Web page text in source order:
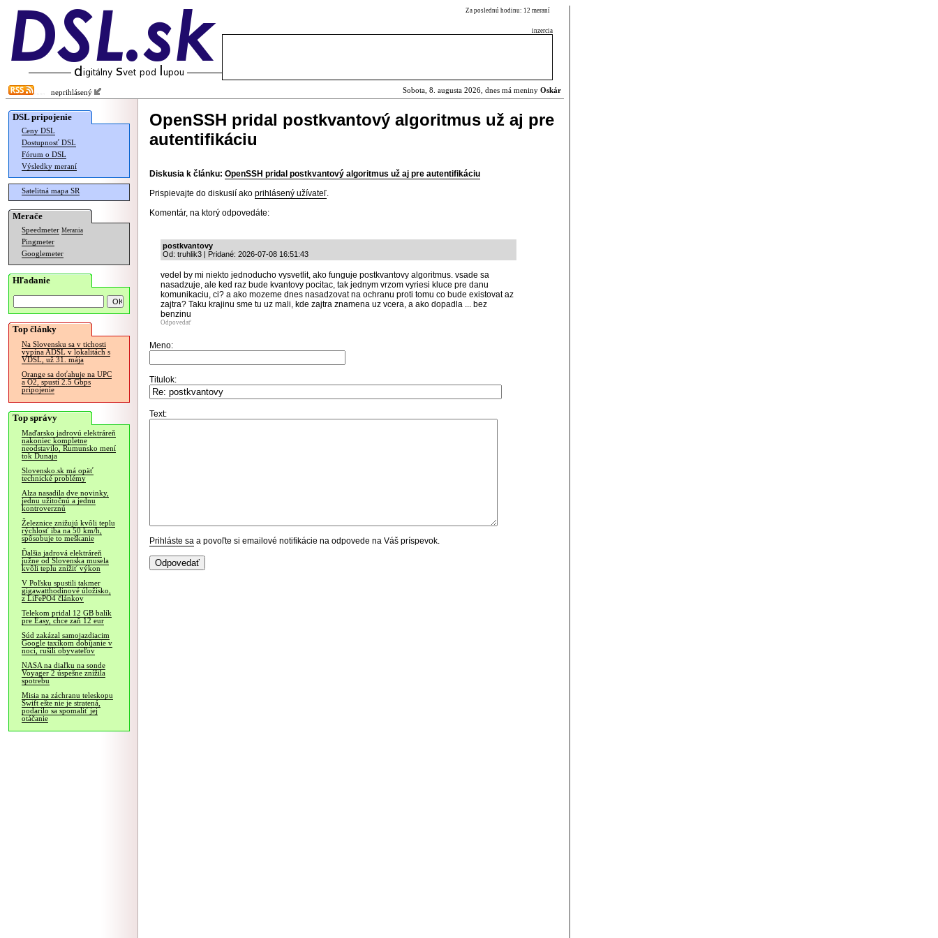
Za poslednú hodinu: 12 meraní
inzercia
neprihlásený Sobota, 8. augusta 2026, dnes má meniny Oskár
DSL pripojenie
Ceny DSL
Dostupnosť DSL
Fórum o DSL
Výsledky meraní
Satelitná mapa SR
Merače
Speedmeter Merania
Pingmeter
Googlemeter
Hľadanie
Top články
Na Slovensku sa v tichosti
vypína ADSL v lokalitách s
VDSL, už 31. mája
Orange sa doťahuje na UPC
a O2, spustí 2.5 Gbps
pripojenie
Top správy
Maďarsko jadrovú elektráreň
nakoniec kompletne
neodstavilo, Rumunsko mení
tok Dunaja
Slovensko.sk má opäť
technické problémy
Alza nasadila dve novinky,
jednu užitočnú a jednu
kontroverznú
Železnice znižujú kvôli teplu
rýchlosť iba na 50 km/h,
spôsobuje to meškanie
Ďalšia jadrová elektráreň
južne od Slovenska musela
kvôli teplu znížiť výkon
V Poľsku spustili takmer
gigawatthodinové úložisko,
z LiFePO4 článkov
Telekom pridal 12 GB balík
pre Easy, chce zaň 12 eur
Súd zakázal samojazdiacim
Google taxíkom dobíjanie v
noci, rušili obyvateľov
NASA na diaľku na sonde
Voyager 2 úspešne znížila
spotrebu
Misia na záchranu teleskopu
Swift ešte nie je stratená,
podarilo sa spomaliť jej
otáčanie
OpenSSH pridal postkvantový algoritmus už aj pre
autentifikáciu
Diskusia k článku: OpenSSH pridal postkvantový algoritmus už aj pre autentifikáciu
Prispievajte do diskusií ako prihlásený užívateľ.
Komentár, na ktorý odpovedáte:
postkvantovy
Od: truhlik3 | Pridané: 2026-07-08 16:51:43
vedel by mi niekto jednoducho vysvetlit, ako funguje postkvantovy algoritmus. vsade sa
nasadzuje, ale ked raz bude kvantovy pocitac, tak jednym vrzom vyriesi kluce pre danu
komunikaciu, ci? a ako mozeme dnes nasadzovat na ochranu proti tomu co bude existovat az
zajtra? Taku krajinu sme tu uz mali, kde zajtra znamena uz vcera, a ako dopadla ... bez
benzinu
Odpovedať
Meno:
Titulok:
Text:
Prihláste sa a povoľte si emailové notifikácie na odpovede na Váš príspevok.